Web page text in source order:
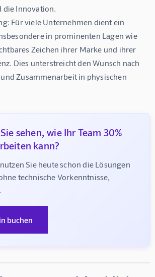
die Innovation.
Für viele Unternehmen dient ein
in prominenten Lagen wie
Zeichen ihrer Marke und ihrer
Dies unterstreicht den Wunsch nach
Zusammenarbeit in physischen
sehen, wie Ihr Team 30%
kann?
Sie heute schon die Lösungen
technische Vorkenntnisse,
buchen